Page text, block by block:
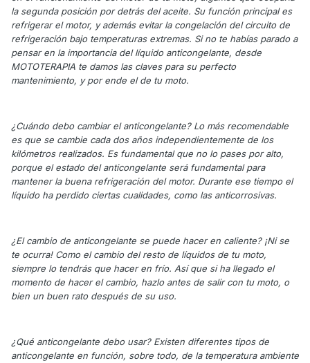
la segunda posición por detrás del aceite. Su función principal es
refrigerar el motor, y además evitar la congelación del circuito de
refrigeración bajo temperaturas extremas. Si no te habías parado a
pensar en la importancia del líquido anticongelante, desde
MOTOTERAPIA te damos las claves para su perfecto
mantenimiento, y por ende el de tu moto.
¿Cuándo debo cambiar el anticongelante? Lo más recomendable
es que se cambie cada dos años independientemente de los
kilómetros realizados. Es fundamental que no lo pases por alto,
porque el estado del anticongelante será fundamental para
mantener la buena refrigeración del motor. Durante ese tiempo el
líquido ha perdido ciertas cualidades, como las anticorrosivas.
¿El cambio de anticongelante se puede hacer en caliente? ¡Ni se
te ocurra! Como el cambio del resto de líquidos de tu moto,
siempre lo tendrás que hacer en frío. Así que si ha llegado el
momento de hacer el cambio, hazlo antes de salir con tu moto, o
bien un buen rato después de su uso.
¿Qué anticongelante debo usar? Existen diferentes tipos de
anticongelante en función, sobre todo, de la temperatura ambiente